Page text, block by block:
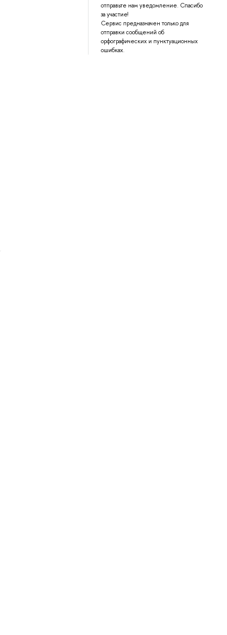
отправьте нам уведомление. Спасибо
за участие!
Сервис предназначен только для
отправки сообщений об
орфографических и пунктуационных
ошибках.